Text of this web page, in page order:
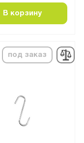
В корзину
под заказ